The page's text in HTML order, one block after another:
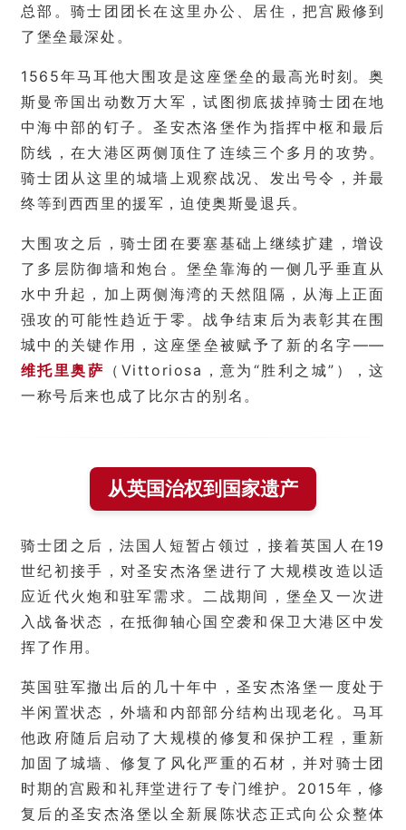
总部。骑士团团长在这里办公、居住，把宫殿修到
了堡垒最深处。
1565年马耳他大围攻是这座堡垒的最高光时刻。奥
斯曼帝国出动数万大军，试图彻底拔掉骑士团在地
中海中部的钉子。圣安杰洛堡作为指挥中枢和最后
防线，在大港区两侧顶住了连续三个多月的攻势。
骑士团从这里的城墙上观察战况、发出号令，并最
终等到西西里的援军，迫使奥斯曼退兵。
大围攻之后，骑士团在要塞基础上继续扩建，增设
了多层防御墙和炮台。堡垒靠海的一侧几乎垂直从
水中升起，加上两侧海湾的天然阻隔，从海上正面
强攻的可能性趋近于零。战争结束后为表彰其在围
城中的关键作用，这座堡垒被赋予了新的名字——
维托里奥萨 （Vittoriosa，意为“胜利之城”），这
一称号后来也成了比尔古的别名。
从英国治权到国家遗产
骑士团之后，法国人短暂占领过，接着英国人在19
世纪初接手，对圣安杰洛堡进行了大规模改造以适
应近代火炮和驻军需求。二战期间，堡垒又一次进
入战备状态，在抵御轴心国空袭和保卫大港区中发
挥了作用。
英国驻军撤出后的几十年中，圣安杰洛堡一度处于
半闲置状态，外墙和内部部分结构出现老化。马耳
他政府随后启动了大规模的修复和保护工程，重新
加固了城墙、修复了风化严重的石材，并对骑士团
时期的宫殿和礼拜堂进行了专门维护。2015年，修
复后的圣安杰洛堡以全新展陈状态正式向公众整体